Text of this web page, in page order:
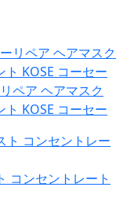
ペア ヘアマスク
KOSE コーセー
コンセントレート